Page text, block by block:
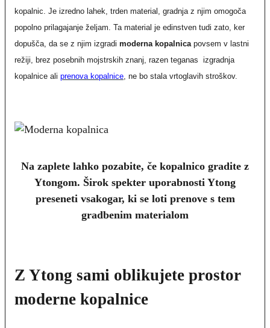
kopalnic. Je izredno lahek, trden material, gradnja z njim omogoča
popolno prilagajanje željam. Ta material je edinstven tudi zato, ker
dopušča, da se z njim izgradi moderna kopalnicapovsem v lastni
režiji, brez posebnih mojstrskih znanj, razen teganas izgradnja
kopalnice ali prenova kopalnice, ne bo stala vrtoglavih stroškov.
Na zaplete lahko pozabite, če kopalnico gradite z
Ytongom. Širok spekter uporabnosti Ytong
preseneti vsakogar, ki se loti prenove s tem
gradbenim materialom
Z Ytong sami oblikujete prostor
moderne kopalnice